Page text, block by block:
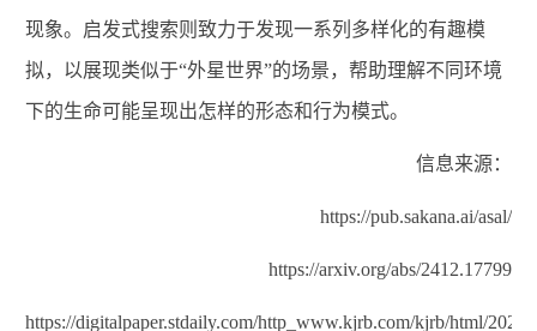
现象。启发式搜索则致力于发现一系列多样化的有趣模
拟，以展现类似于“外星世界”的场景，帮助理解不同环境
下的生命可能呈现出怎样的形态和行为模式。
信息来源：
https://pub.sakana.ai/asal/
https://arxiv.org/abs/2412.17799
https://digitalpaper.stdaily.com/http_www.kjrb.com/kjrb/html/2024-